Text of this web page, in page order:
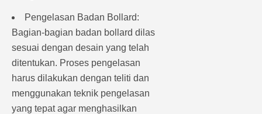
Pengelasan Badan Bollard:
Bagian-bagian badan bollard dilas
sesuai dengan desain yang telah
ditentukan. Proses pengelasan
harus dilakukan dengan teliti dan
menggunakan teknik pengelasan
yang tepat agar menghasilkan